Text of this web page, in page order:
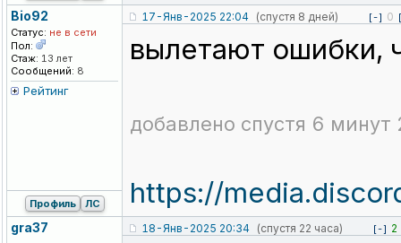
Bio92
Статус: не в сети
Пол:
Стаж: 13 лет
Сообщений: 8
Рейтинг
17-Янв-2025 22:04 (спустя 8 дней) [-] 0
вылетают ошибки,
добавлено спустя 6 минут
https://
Профиль ЛС
gra37 18-Янв-2025 20:34 (спустя 22 часа) [-] 2